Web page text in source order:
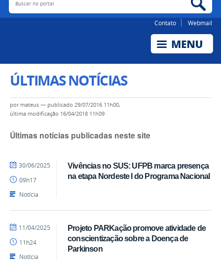
Contato Webmail
ÚLTIMAS NOTÍCIAS
por mateus — publicado 29/07/2016 11h00,
última modificação 16/04/2018 11h09
Últimas notícias publicadas neste site
Vivências no SUS: UFPB marca presença
na etapa Nordeste I do Programa Nacional
por
-
CCS
publicado
30/06/2025
09h17
Notícia
Projeto PARKação promove atividade de
conscientização sobre a Doença de
Parkinson
por
-
CCS
publicado
11/04/2025
11h24
Notícia